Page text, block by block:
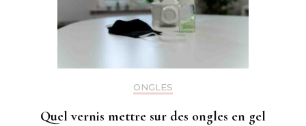
ONGLES
Quel vernis mettre sur des ongles en gel